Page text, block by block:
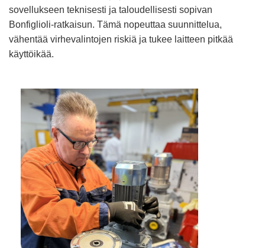
sovellukseen teknisesti ja taloudellisesti sopivan
Bonfiglioli-ratkaisun. Tämä nopeuttaa suunnittelua,
vähentää virhevalintojen riskiä ja tukee laitteen pitkää
käyttöikää.